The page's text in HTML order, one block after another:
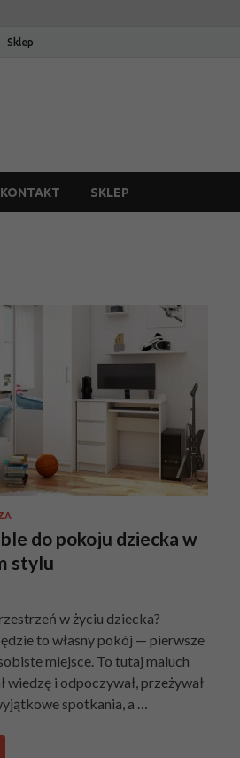
Sklep
KONTAKT SKLEP
do pokoju dziecka w
stylu
w życiu dziecka?
to własny pokój — pierwsze
miejsce. To tutaj maluch
wiedzę i odpoczywał, przeżywał
spotkania, a …